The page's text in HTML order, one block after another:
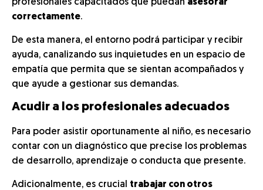
profesionales capacitados que puedan asesorar
correctamente.
De esta manera, el entorno podrá participar y recibir
ayuda, canalizando sus inquietudes en un espacio de
empatía que permita que se sientan acompañados y
que ayude a gestionar sus demandas.
Acudir a los profesionales adecuados
Para poder asistir oportunamente al niño, es necesario
contar con un diagnóstico que precise los problemas
de desarrollo, aprendizaje o conducta que presente.
Adicionalmente, es crucial trabajar con otros